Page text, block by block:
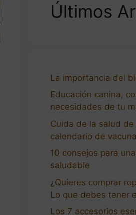
Últimos
La importancia del
Educación canina,
necesidades de tu
Cuida de la salud
calendario de
10 consejos para
saludable
¿Quieres comprar
Lo que debes tener
Los 7 accesorios